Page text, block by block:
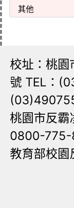
校址：桃園
號 TEL：
桃園市反霸
0800-775-
教育部校